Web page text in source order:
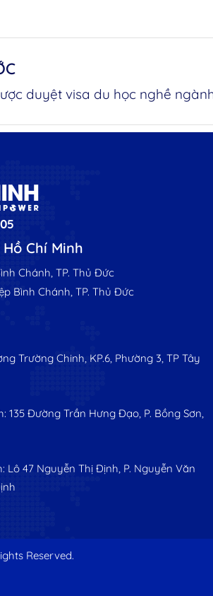
Chí Minh
Chánh, TP. Thủ Đức
Bình Chánh, TP. Thủ Đức
Trường Chinh, KP.6, Phường 3, TP Tây
135 Đường Trần Hưng Đạo, P. Bồng Sơn,
Lô 47 Nguyễn Thị Định, P. Nguyễn Văn
Reserved.